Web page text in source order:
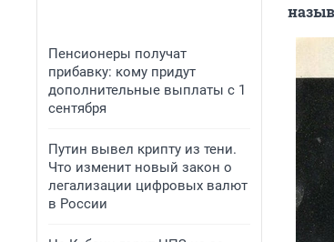
Пенсионеры получат
прибавку: кому придут
дополнительные выплаты с 1
сентября
Путин вывел крипту из тени.
Что изменит новый закон о
легализации цифровых валют
в России